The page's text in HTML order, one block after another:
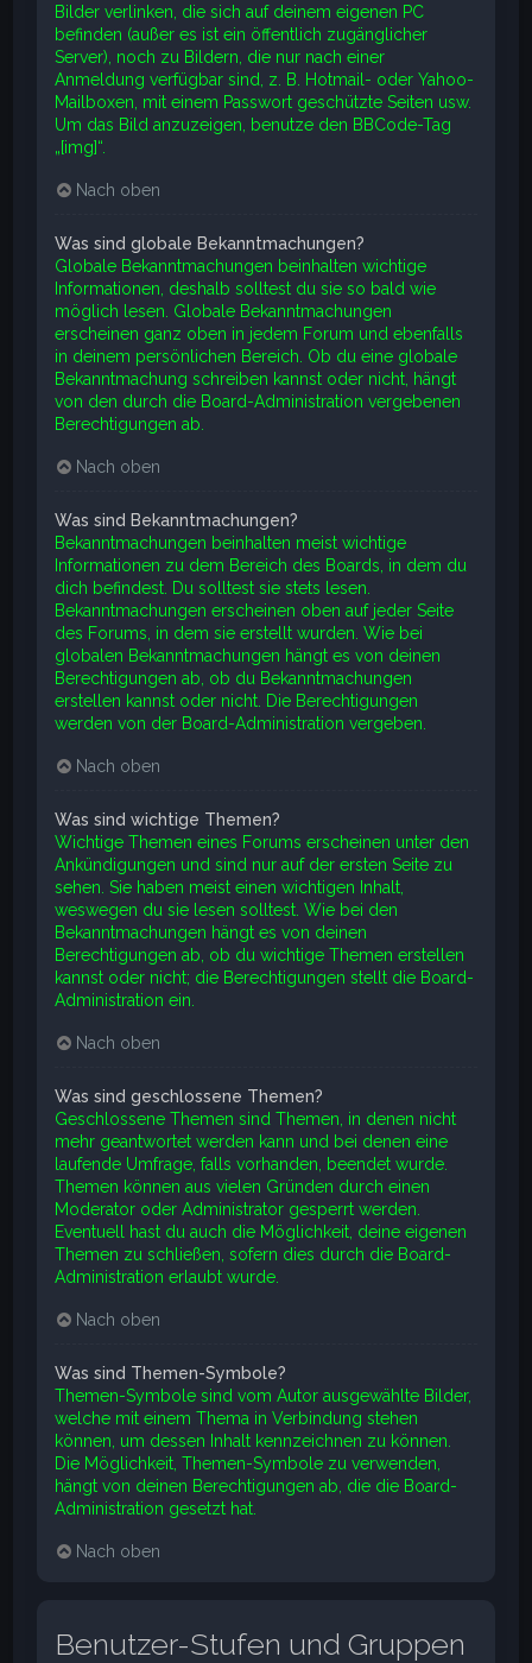
Bilder verlinken, die sich auf deinem eigenen PC
befinden (außer es ist ein öffentlich zugänglicher
Server), noch zu Bildern, die nur nach einer
Anmeldung verfügbar sind, z. B. Hotmail- oder Yahoo-
Mailboxen, mit einem Passwort geschützte Seiten usw.
Um das Bild anzuzeigen, benutze den BBCode-Tag
„[img]“.
Nach oben
Was sind globale Bekanntmachungen?
Globale Bekanntmachungen beinhalten wichtige
Informationen, deshalb solltest du sie so bald wie
möglich lesen. Globale Bekanntmachungen
erscheinen ganz oben in jedem Forum und ebenfalls
in deinem persönlichen Bereich. Ob du eine globale
Bekanntmachung schreiben kannst oder nicht, hängt
von den durch die Board-Administration vergebenen
Berechtigungen ab.
Nach oben
Was sind Bekanntmachungen?
Bekanntmachungen beinhalten meist wichtige
Informationen zu dem Bereich des Boards, in dem du
dich befindest. Du solltest sie stets lesen.
Bekanntmachungen erscheinen oben auf jeder Seite
des Forums, in dem sie erstellt wurden. Wie bei
globalen Bekanntmachungen hängt es von deinen
Berechtigungen ab, ob du Bekanntmachungen
erstellen kannst oder nicht. Die Berechtigungen
werden von der Board-Administration vergeben.
Nach oben
Was sind wichtige Themen?
Wichtige Themen eines Forums erscheinen unter den
Ankündigungen und sind nur auf der ersten Seite zu
sehen. Sie haben meist einen wichtigen Inhalt,
weswegen du sie lesen solltest. Wie bei den
Bekanntmachungen hängt es von deinen
Berechtigungen ab, ob du wichtige Themen erstellen
kannst oder nicht; die Berechtigungen stellt die Board-
Administration ein.
Nach oben
Was sind geschlossene Themen?
Geschlossene Themen sind Themen, in denen nicht
mehr geantwortet werden kann und bei denen eine
laufende Umfrage, falls vorhanden, beendet wurde.
Themen können aus vielen Gründen durch einen
Moderator oder Administrator gesperrt werden.
Eventuell hast du auch die Möglichkeit, deine eigenen
Themen zu schließen, sofern dies durch die Board-
Administration erlaubt wurde.
Nach oben
Was sind Themen-Symbole?
Themen-Symbole sind vom Autor ausgewählte Bilder,
welche mit einem Thema in Verbindung stehen
können, um dessen Inhalt kennzeichnen zu können.
Die Möglichkeit, Themen-Symbole zu verwenden,
hängt von deinen Berechtigungen ab, die die Board-
Administration gesetzt hat.
Nach oben
Benutzer-Stufen und Gruppen